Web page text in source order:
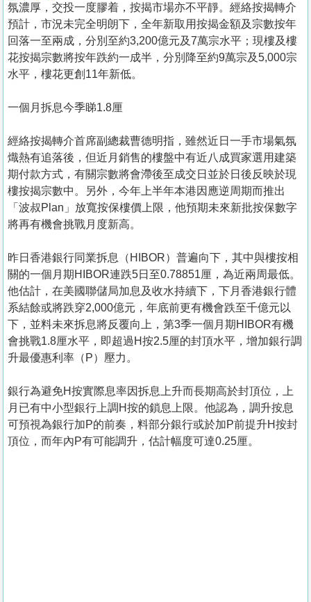
業
手
冊
關
我
們
氛濃厚，交投一度膠着，按揭市場亦不平靜。經絡按揭轉介
預計，市況未完全明朗下，全年新取用按揭金額及宗數按年
回落一至兩成，分別至約3,200億元及7萬宗水平；現樓及樓
花按揭宗數將按年跌約一成半，分別降至約9萬宗及5,000宗
水平，樓花更創11年新低。
一個月拆息今季睇1.8厘
經絡按揭轉介首席副總裁曹德明指，雖然近日一手市場氣氛
熾熱有追落後，但近月銷售的樓盤中有近八成買家選用建築
期付款方式，有關宗數將會滯後至成交日並於日後反映於現
樓按揭宗數中。另外，今年上半年本港因應逆周期而推出
「波叔Plan」放寬按保樓價上限，他預期未來新批按保數字
將再有機會挑戰月度新高。
昨日香港銀行同業拆息（HIBOR）普遍向下，其中與樓按相
關的一個月期HIBOR連跌5日至0.78851厘，為近兩周最低。
他估計，在美國聯儲局加息及收水持續下，下月香港銀行體
系結餘或將跌穿2,000億元，年底前更有機會跌至千億元以
下，並料未來拆息將反覆向上，第3季一個月期HIBOR有機
會挑戰1.8厘水平，即超過H按2.5厘的封頂水平，增加銀行調
升最優惠利率（P）壓力。
銀行為避免H按實際息率因拆息上升而長期高於封頂位，上
月已有中小型銀行上調H按的鎖息上限。他認為，調升按息
可預視為銀行加P的前奏，料部分銀行或於加P前提升H按封
頂位，而年內P有可能調升，估計幅度可達0.25厘。